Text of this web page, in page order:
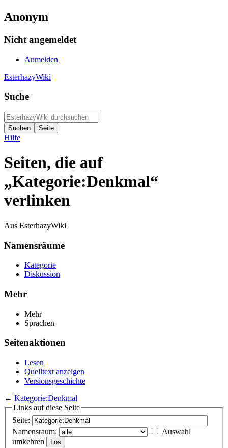
Anonym
Nicht angemeldet
Anmelden
EsterhazyWiki
Suche
Hilfe
Seiten, die auf
„Kategorie:Denkmal“
verlinken
Aus EsterhazyWiki
Namensräume
Kategorie
Diskussion
Mehr
Mehr
Sprachen
Seitenaktionen
Lesen
Quelltext anzeigen
Versionsgeschichte
← Kategorie:Denkmal
Links auf diese Seite
Seite:
Namensraum:
Auswahl
umkehren